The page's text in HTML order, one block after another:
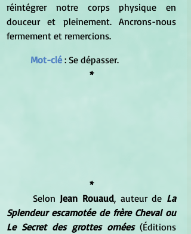
réintégrer notre corps physique en
douceur et pleinement. Ancrons-nous
fermement et remercions.
Mot-clé : Se dépasser.
*
*
	Selon
Jean Rouaud, auteur de La
Splendeur escamotée de frère Cheval ou
Le Secret des grottes ornées (Éditions